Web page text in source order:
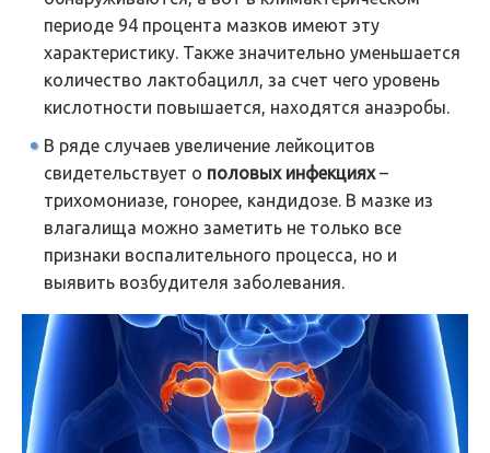
периоде 94 процента мазков имеют эту
характеристику. Также значительно уменьшается
количество лактобацилл, за счет чего уровень
кислотности повышается, находятся анаэробы.
В ряде случаев увеличение лейкоцитов
свидетельствует о половых инфекциях–
трихомониазе, гонорее, кандидозе. В мазке из
влагалища можно заметить не только все
признаки воспалительного процесса, но и
выявить возбудителя заболевания.